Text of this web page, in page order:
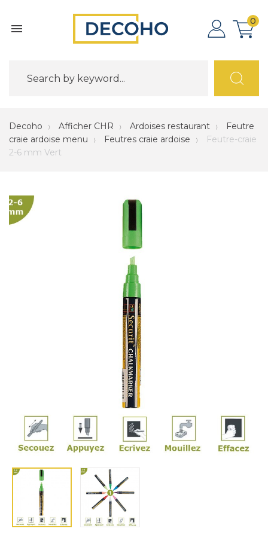

0
Decoho Afficher CHR Ardoises restaurant
Feutre
craie ardoise menu
Feutres craie ardoise
Feutre-craie
2-6 mm Vert